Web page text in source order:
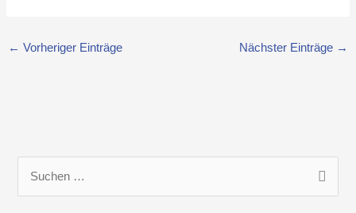
← Vorheriger Einträge Nächster Einträge →